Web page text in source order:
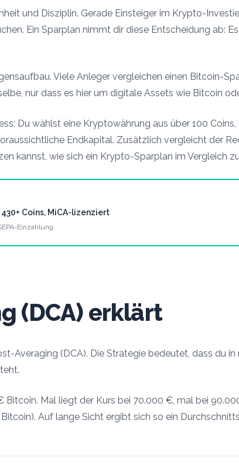
und Disziplin. Gerade Einsteiger im Krypto-
Ein Sparplan nimmt dir diese Entscheidung ab:
Viele Anleger vergleichen einen Bitcoin-
nur dass es hier um digitale Assets wie Bitcoin
Du wählst eine Kryptowährung aus über 100
Endkapital. Zusätzlich vergleicht der
kannst, wie sich ein Krypto-Sparplan im Vergleich
430+ Coins, MiCA-lizenziert
Einzahlung.
(DCA) erklärt
Averaging (DCA). Die Strategie bedeutet, dass du
Bitcoin. Mal liegt der Kurs bei 70.000 €, mal bei
Auf lange Sicht ergibt sich so ein